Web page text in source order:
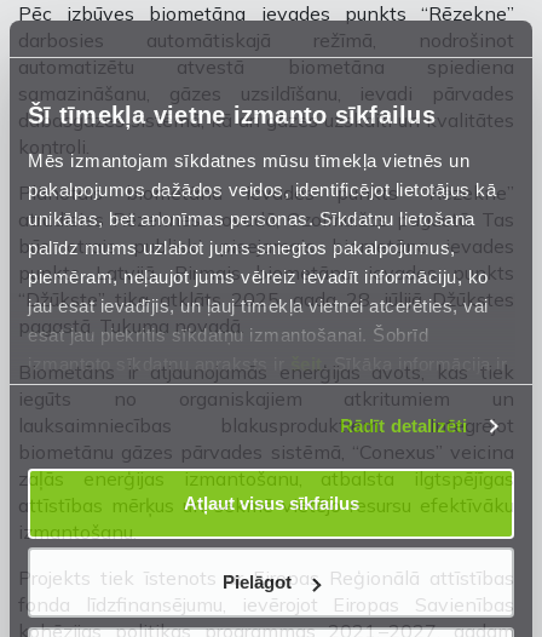
Šī tīmekļa vietne izmanto sīkfailus
Mēs izmantojam sīkdatnes mūsu tīmekļa vietnēs un
pakalpojumos dažādos veidos, identificējot lietotājus kā
unikālas, bet anonīmas personas. Sīkdatņu lietošana
palīdz mums uzlabot jums sniegtos pakalpojumus,
piemēram, neļaujot jums vēlreiz ievadīt informāciju, ko
jau esat ievadījis, un ļauj tīmekļa vietnei atcerēties, vai
esat jau piekritis sīkdatņu izmantošanai. Šobrīd
izmantoto sīkdatņu apraksts ir
. Sīkāka informācija ir
mūsuPrivātuma atrunā.
Rādīt detalizēti
Atļaut visus sīkfailus
Pielāgot
Pēc izbūves biometāna ievades punkts “Rēzekne”
darbosies automātiskajā režīmā, nodrošinot
automatizētu atvestā biometāna spiediena
samazināšanu, gāzes uzsildīšanu, ievadi pārvades
dabasgāzes sistēmā, kā arī gāzes uzskaiti un kvalitātes
kontroli.
Plānotais biometāna ievades punkts “Rēzekne”
atradīsies Rēzeknes novadā, Ozolmuižas pagastā. Tas
būs otrais publiski pieejamais biometāna ievades
punkts Latvijā. Pirmais biometāna ievades punkts
“Džūkste” tika atklāts 2025. gada 28. jūlijā Džūkstes
pagastā, Tukuma novadā.
Biometāns ir atjaunojamās enerģijas avots, kas tiek
iegūts no organiskajiem atkritumiem un
lauksaimniecības blakusproduktiem. Integrējot
biometānu gāzes pārvades sistēmā, “Conexus” veicina
zaļās enerģijas izmantošanu, atbalsta ilgtspējīgas
attīstības mērķus un sekmē vietējo resursu efektīvāku
izmantošanu.
Projekts tiek īstenots ar Eiropas Reģionālā attīstības
fonda līdzfinansējumu, ievērojot Eiropas Savienības
kohēzijas politikas programmas 2021.–2027. gadam